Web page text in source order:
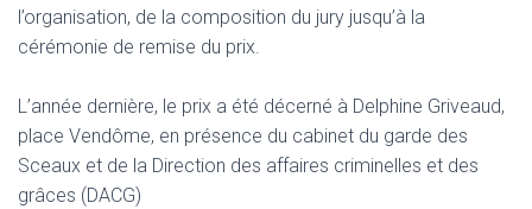
l’organisation, de la composition du jury jusqu’à la
cérémonie de remise du prix.
L’année dernière, le prix a été décerné à Delphine Griveaud,
place Vendôme, en présence du cabinet du garde des
Sceaux et de la Direction des affaires criminelles et des
grâces (DACG)